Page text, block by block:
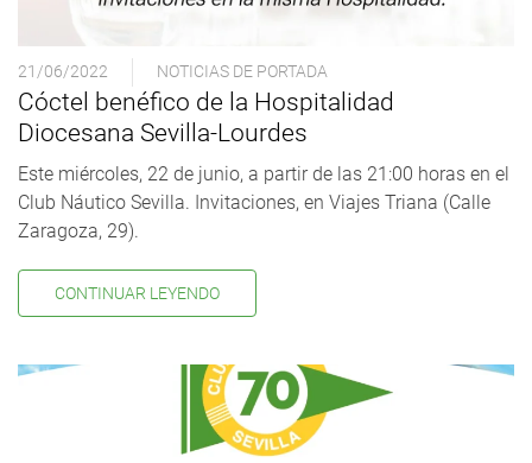
21/06/2022 NOTICIAS DE PORTADA
Cóctel benéfico de la Hospitalidad
Diocesana Sevilla-Lourdes
Este miércoles, 22 de junio, a partir de las 21:00 horas en el
Club Náutico Sevilla. Invitaciones, en Viajes Triana (Calle
Zaragoza, 29).
CONTINUAR LEYENDO